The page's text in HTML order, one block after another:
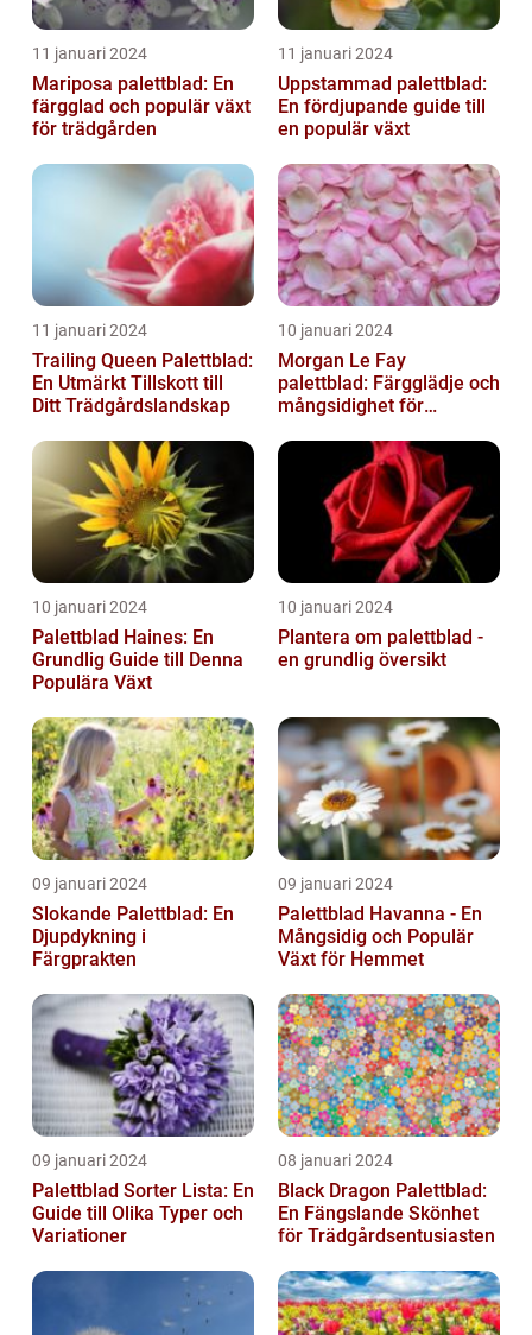
11 januari 2024
Mariposa palettblad: En
färgglad och populär växt
för trädgården
11 januari 2024
Uppstammad palettblad:
En fördjupande guide till
en populär växt
11 januari 2024
Trailing Queen Palettblad:
En Utmärkt Tillskott till
Ditt Trädgårdslandskap
10 januari 2024
Morgan Le Fay
palettblad: Färgglädje och
mångsidighet för
10 januari 2024
Palettblad Haines: En
Grundlig Guide till Denna
Populära Växt
10 januari 2024
Plantera om palettblad -
en grundlig översikt
09 januari 2024
Slokande Palettblad: En
Djupdykning i
Färgprakten
09 januari 2024
Palettblad Havanna - En
Mångsidig och Populär
Växt för Hemmet
09 januari 2024
Palettblad Sorter Lista: En
Guide till Olika Typer och
Variationer
08 januari 2024
Black Dragon Palettblad:
En Fängslande Skönhet
för Trädgårdsentusiasten